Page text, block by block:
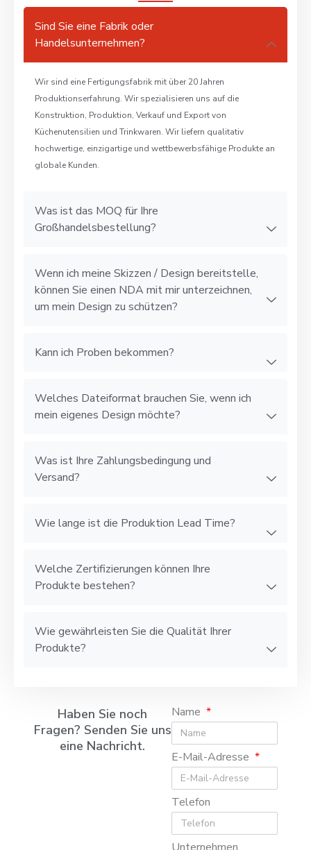
Sind Sie eine Fabrik oder
Handelsunternehmen?
Wir sind eine Fertigungsfabrik mit über 20 Jahren
Produktionserfahrung. Wir spezialisieren uns auf die
Konstruktion, Produktion, Verkauf und Export von
Küchenutensilien und Trinkwaren. Wir liefern qualitativ
hochwertige, einzigartige und wettbewerbsfähige Produkte an
globale Kunden.
Was ist das MOQ für Ihre
Großhandelsbestellung?
Wenn ich meine Skizzen / Design bereitstelle,
können Sie einen NDA mit mir unterzeichnen,
um mein Design zu schützen?
Kann ich Proben bekommen?
Welches Dateiformat brauchen Sie, wenn ich
mein eigenes Design möchte?
Was ist Ihre Zahlungsbedingung und
Versand?
Wie lange ist die Produktion Lead Time?
Welche Zertifizierungen können Ihre
Produkte bestehen?
Wie gewährleisten Sie die Qualität Ihrer
Produkte?
Haben Sie noch
Fragen? Senden Sie uns
eine Nachricht.
Name
E-Mail-Adresse
Telefon